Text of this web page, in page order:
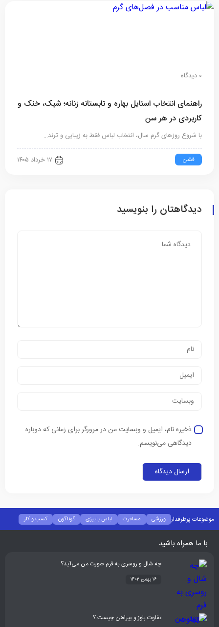
0 دیدگاه
راهنمای انتخاب استایل بهاره و تابستانه زنانه؛ شیک، خنک و
کاربردی در هر سن
با شروع روزهای گرم سال، انتخاب لباس فقط به زیبایی و ترند…
فشن ۱۷ خرداد ۱۴۰۵
دیدگاهتان را بنویسید
ذخیره نام، ایمیل و وبسایت من در مرورگر برای زمانی که دوباره
دیدگاهی می‌نویسم.
موضوعات پرطرفدار ورزشی مسافرت لباس پاییزی گوناگون
کسب و کار
فشن
غذا و نوشیدنی شیوه زندگی سلامتی تکنولوژی اخبار شرکت ها
با ما همراه باشید
چه شال و روسری به فرم صورت من می‌آید؟
۱۶ بهمن ۱۴۰۲
تفاوت بلوز و پیراهن چیست ؟